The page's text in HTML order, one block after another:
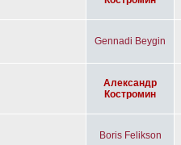
Gennadi Beygin
Александр
Костромин
Boris Felikson